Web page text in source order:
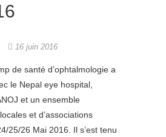
16 juin 2016
le Nepal eye hospital,
et un ensemble
et d’associations
25/26 Mai 2016. Il s’est tenu